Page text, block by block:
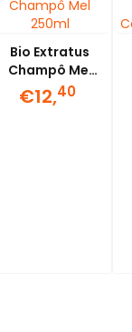
Bio Extratus
Champô Mel
250ml
€12,40